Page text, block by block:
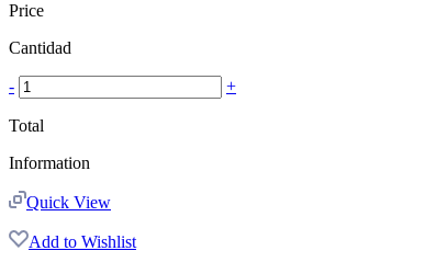
Price
Cantidad
- +
Total
Information
Quick View
Add to Wishlist